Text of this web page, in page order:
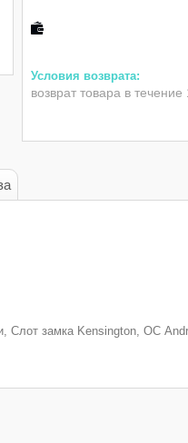
возврат товара в
Слот замка Kensington, ОС